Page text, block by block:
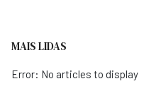
MAIS LIDAS
Error: No articles to display